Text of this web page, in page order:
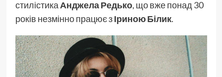
стилістика Анджела Редько, що вже понад 30
років незмінно працює зІриною Білик.